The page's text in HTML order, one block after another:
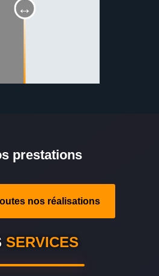
prestations
nos réalisations
SERVICES